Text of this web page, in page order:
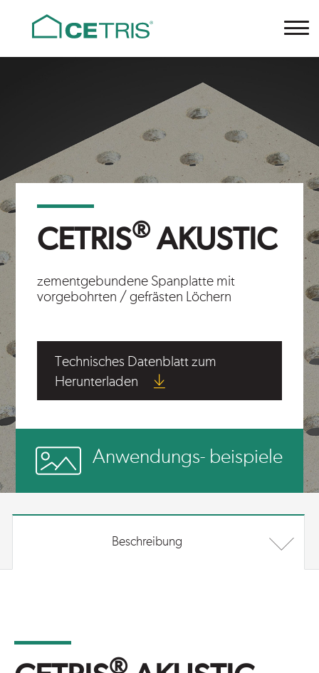
Cetris
CETRIS® AKUSTIC
zementgebundene Spanplatte mit
vorgebohrten / gefrästen Löchern
Technisches Datenblatt zum
Herunterladen
Anwendungs- beispiele
Beschreibung
®